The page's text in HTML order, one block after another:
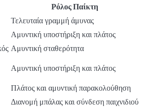
Ρόλος Παίκτη
Τελευταία γραμμή άμυνας
Αμυντική υποστήριξη και πλάτος
Αμυντική σταθερότητα
Αμυντική υποστήριξη και πλάτος
Πλάτος και αμυντική παρακολούθηση
Διανομή μπάλας και σύνδεση παιχνιδιού